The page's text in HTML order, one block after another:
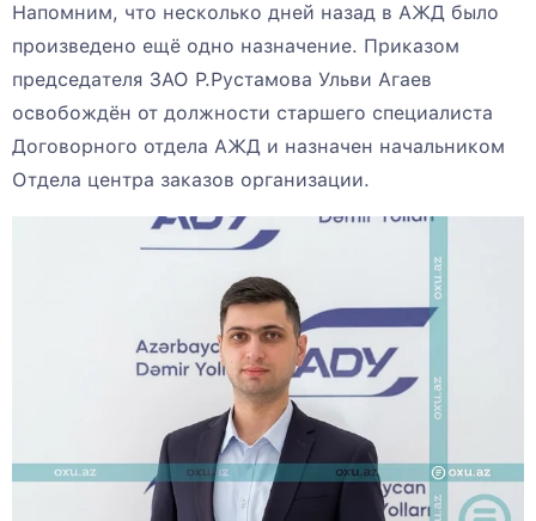
Напомним, что несколько дней назад в АЖД было
произведено ещё одно назначение. Приказом
председателя ЗАО Р.Рустамова Ульви Агаев
освобождён от должности старшего специалиста
Договорного отдела АЖД и назначен начальником
Отдела центра заказов организации.